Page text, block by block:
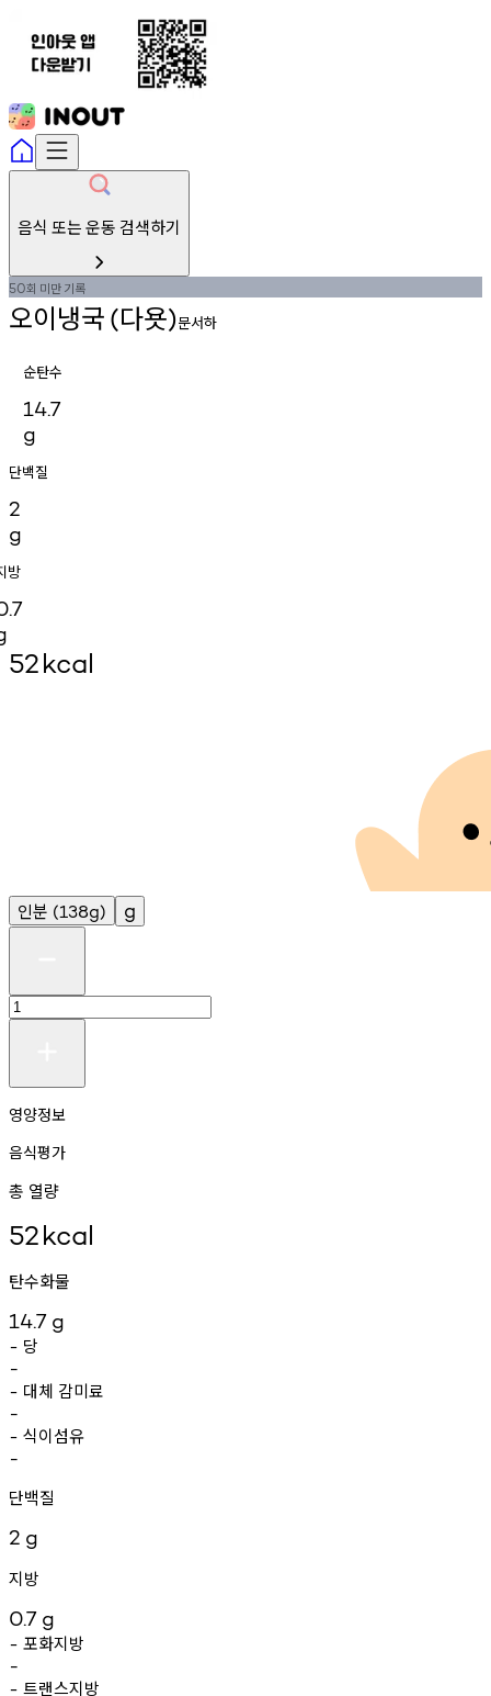
음식 또는 운동 검색하기
50회 미만기록
오이냉국(다욧)문서하
순탄수
14.7
g
단백질
2
g
방
52kcal
인분 (138g) g
영양정보
음식평가
총 열량
52kcal
탄수화물
14.7 g
- 당
-
- 대체 감미료
-
- 식이섬유
-
단백질
2 g
지방
0.7 g
- 포화지방
-
- 트랜스지방